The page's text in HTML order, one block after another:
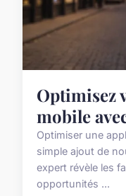
Optimisez
mobile
Optimiser une
simple ajout de
expert révèle les
opportunités ...